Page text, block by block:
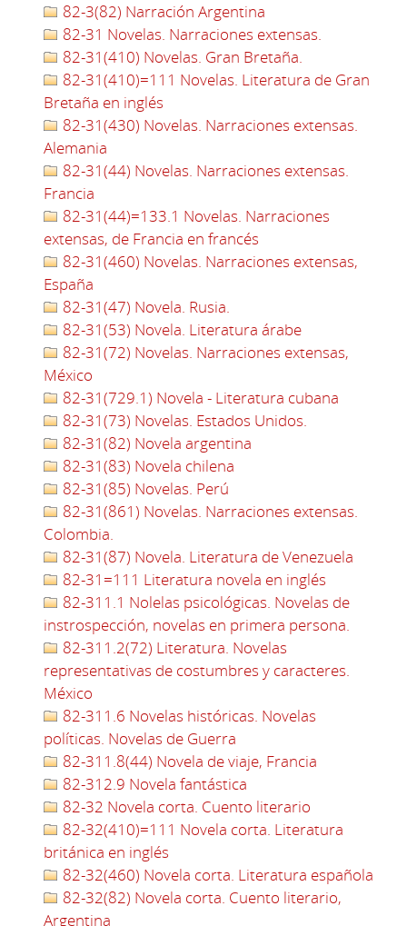
82-3(82) Narración Argentina
82-31 Novelas. Narraciones extensas.
82-31(410) Novelas. Gran Bretaña.
82-31(410)=111 Novelas. Literatura de Gran
Bretaña en inglés
82-31(430) Novelas. Narraciones extensas.
Alemania
82-31(44) Novelas. Narraciones extensas.
Francia
82-31(44)=133.1 Novelas. Narraciones
extensas, de Francia en francés
82-31(460) Novelas. Narraciones extensas,
España
82-31(47) Novela. Rusia.
82-31(53) Novela. Literatura árabe
82-31(72) Novelas. Narraciones extensas,
México
82-31(729.1) Novela - Literatura cubana
82-31(73) Novelas. Estados Unidos.
82-31(82) Novela argentina
82-31(83) Novela chilena
82-31(85) Novelas. Perú
82-31(861) Novelas. Narraciones extensas.
Colombia.
82-31(87) Novela. Literatura de Venezuela
82-31=111 Literatura novela en inglés
82-311.1 Nolelas psicológicas. Novelas de
instrospección, novelas en primera persona.
82-311.2(72) Literatura. Novelas
representativas de costumbres y caracteres.
México
82-311.6 Novelas históricas. Novelas
políticas. Novelas de Guerra
82-311.8(44) Novela de viaje, Francia
82-312.9 Novela fantástica
82-32 Novela corta. Cuento literario
82-32(410)=111 Novela corta. Literatura
británica en inglés
82-32(460) Novela corta. Literatura española
82-32(82) Novela corta. Cuento literario,
Argentina